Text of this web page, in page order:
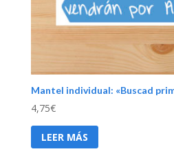
Mantel individual: «Buscad
4,75€
LEER MÁS